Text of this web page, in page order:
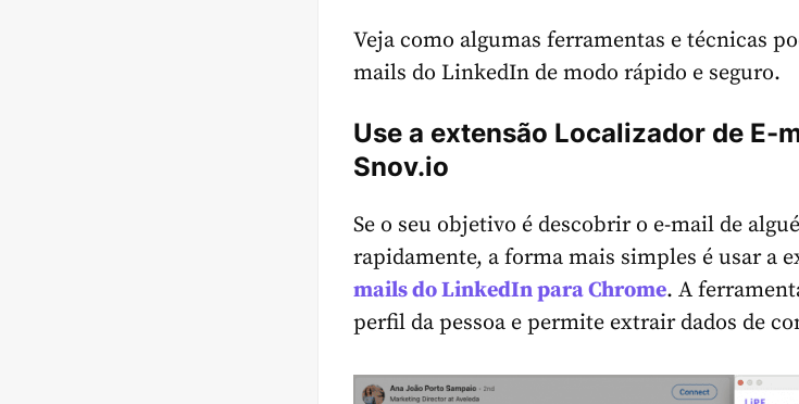
Veja como algumas ferramentas e técnicas
mails do LinkedIn de modo rápido e seguro.
Use a extensão Localizador de E-
Snov.io
Se o seu objetivo é descobrir o e-mail de
rapidamente, a forma mais simples é usar a
mailsdo LinkedIn para Chrome. A
perfil da pessoa e permite extrair dados de